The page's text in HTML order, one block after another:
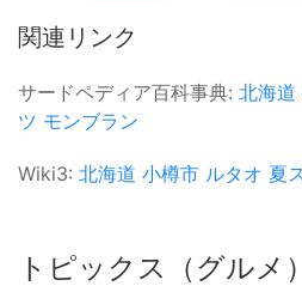
関連リンク
サードペディア百科事典: 北海道
ツ モンブラン
Wiki3: 北海道 小樽市 ルタオ 夏
トピックス（グルメ）